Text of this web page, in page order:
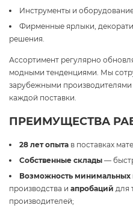
Инструменты и
Фирменные ярлыки,
решения.
Ассортимент регулярно
модными тенденциями. Мы
зарубежными производителями
каждой поставки.
ПРЕИМУЩЕСТВА
28 лет опыта в поставках
Собственные склады —
Возможность минимальных
производства и апробаций для
производителей;